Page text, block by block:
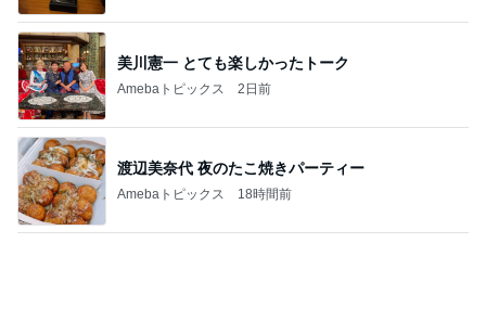
美川憲一 とても楽しかったトーク
Amebaトピックス 2日前
渡辺美奈代 夜のたこ焼きパーティー
Amebaトピックス 18時間前